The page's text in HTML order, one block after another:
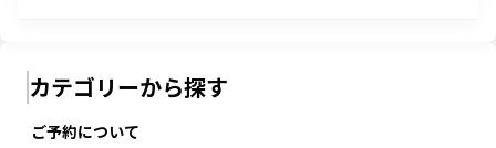
カテゴリーから探す
ご予約について